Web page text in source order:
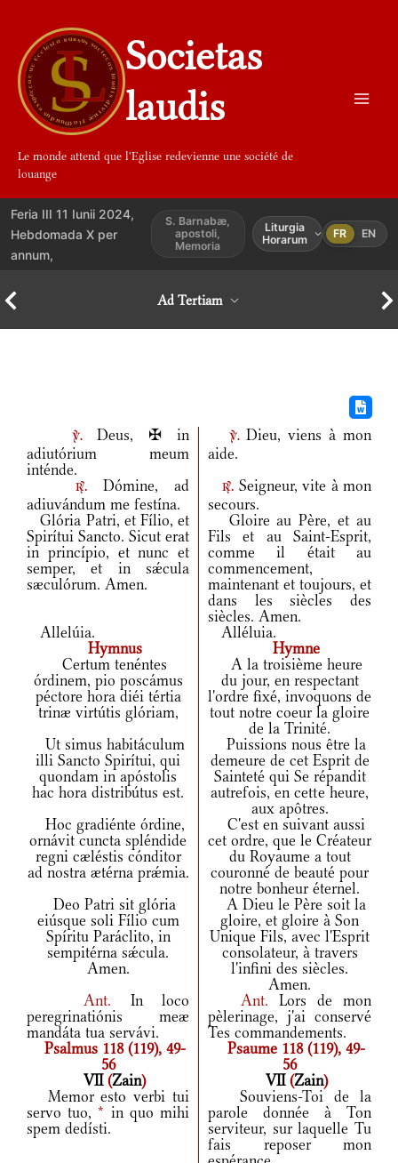
contenu
Societas
laudis
Le monde attend que l'Eglise redevienne une société de
louange
Feria III 11 Iunii 2024,
Hebdomada X per
annum,
S. Barnabæ,
apostoli,
Memoria
Liturgia
Horarum
FR EN
Ad Tertiam
v.Deus, ✠ in
adiutórium meum
inténde.
v.Dieu, viens à mon
aide.
r.Dómine, ad
adiuvándum me festína.
r. Seigneur, vite à mon
secours.
Glória Patri, et Fílio, et
Spirítui Sancto. Sicut erat
in princípio, et nunc et
semper, et in sǽcula
sæculórum. Amen.
Gloire au Père, et au
Fils et au Saint-Esprit,
comme il était au
commencement,
maintenant et toujours, et
dans les siècles des
siècles. Amen.
Allelúia.
Alléluia.
Hymnus
Hymne
Certum tenéntes
órdinem, pio poscámus
péctore hora diéi tértia
trinæ virtútis glóriam,
A la troisième heure
du jour, en respectant
l'ordre fixé, invoquons de
tout notre coeur la gloire
de la Trinité.
Ut simus habitáculum
illi Sancto Spirítui, qui
quondam in apóstolis
hac hora distribútus est.
Puissions nous être la
demeure de cet Esprit de
Sainteté qui Se répandit
autrefois, en cette heure,
aux apôtres.
Hoc gradiénte órdine,
ornávit cuncta spléndide
regni cæléstis cónditor
ad nostra ætérna prǽmia.
C'est en suivant aussi
cet ordre, que le Créateur
du Royaume a tout
couronné de beauté pour
notre bonheur éternel.
Deo Patri sit glória
eiúsque soli Fílio cum
Spíritu Paráclito, in
sempitérna sǽcula.
Amen.
A Dieu le Père soit la
gloire, et gloire à Son
Unique Fils, avec l'Esprit
consolateur, à travers
l'infini des siècles.
Amen.
Ant. In loco
peregrinatiónis meæ
mandáta tua servávi.
Ant. Lors de mon
pèlerinage, j'ai conservé
Tes commandements.
Psalmus 118 (119), 49-
56
Psaume 118 (119), 49-
56
VII (Zain) VII (Zain)
Memor esto verbi tui
servo tuo,* in quo mihi
spem dedísti.
Souviens-Toi de la
parole donnée à Ton
serviteur, sur laquelle Tu
fais reposer mon